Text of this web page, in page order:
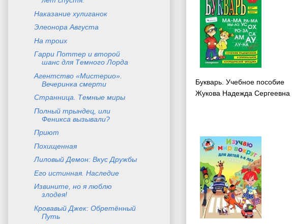
Букварь. Учебное пособие
Жукова Надежда Сергеевна
Наказание хулиганок
Элеонора Августа
На троих
Гарри Поттер и второй
шанс для Темного Лорда
Агентство «Мистерио».
Вечеринка смерти
Странница. Темные миры
Полный трындец, или
Феникса вызывали?
Приют
Похищенная
Лиловый Демон: Вкус Дружбы
Его истинная. Наследие
Извините, но я люблю
злодея!
Кровавый Джек: Обретённый
Путь